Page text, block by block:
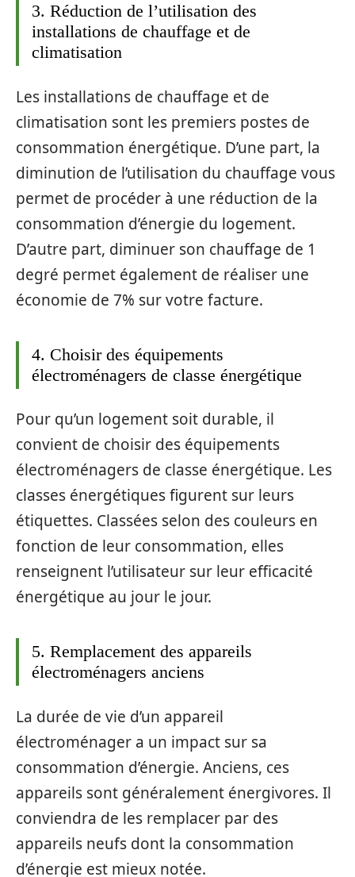
3. Réduction de l’utilisation des
installations de chauffage et de
climatisation
Les installations de chauffage et de
climatisation sont les premiers postes de
consommation énergétique. D’une part, la
diminution de l’utilisation du chauffage vous
permet de procéder à une réduction de la
consommation d’énergie du logement.
D’autre part, diminuer son chauffage de 1
degré permet également de réaliser une
économie de 7% sur votre facture.
4. Choisir des équipements
électroménagers de classe énergétique
Pour qu’un logement soit durable, il
convient de choisir des équipements
électroménagers de classe énergétique. Les
classes énergétiques figurent sur leurs
étiquettes. Classées selon des couleurs en
fonction de leur consommation, elles
renseignent l’utilisateur sur leur efficacité
énergétique au jour le jour.
5. Remplacement des appareils
électroménagers anciens
La durée de vie d’un appareil
électroménager a un impact sur sa
consommation d’énergie. Anciens, ces
appareils sont généralement énergivores. Il
conviendra de les remplacer par des
appareils neufs dont la consommation
d’énergie est mieux notée.